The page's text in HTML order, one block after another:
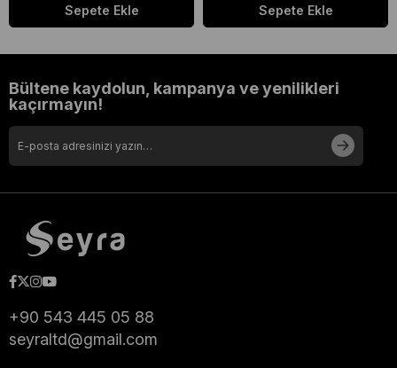
Sepete Ekle Sepete Ekle
Bültene kaydolun, kampanya ve yenilikleri
kaçırmayın!
+90 543 445 05 88
seyraltd@gmail.com